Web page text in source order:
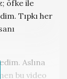
öfke ile
Tıpkı her
Aslına
bu video